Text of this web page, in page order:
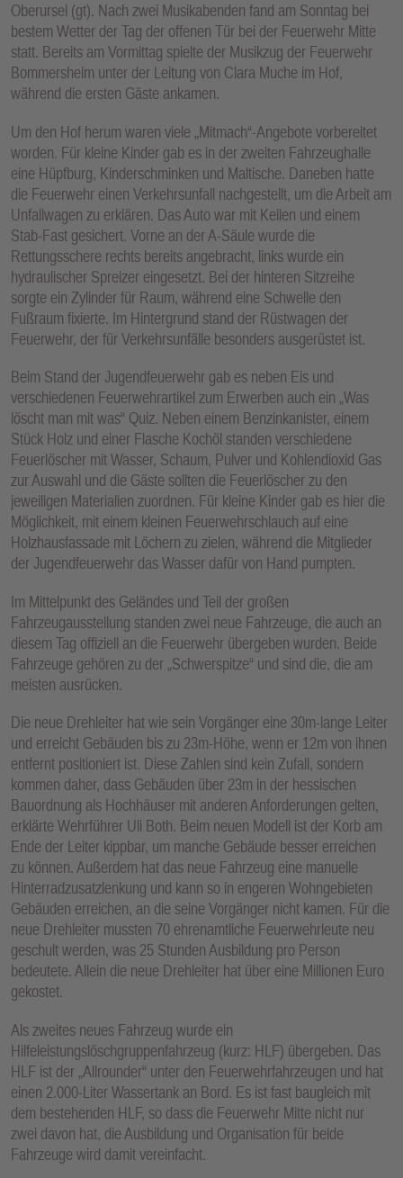
Oberursel (gt). Nach zwei Musikabenden fand am Sonntag bei
bestem Wetter der Tag der offenen Tür bei der Feuerwehr Mitte
statt. Bereits am Vormittag spielte der Musikzug der Feuerwehr
Bommersheim unter der Leitung von Clara Muche im Hof,
während die ersten Gäste ankamen.
Um den Hof herum waren viele „Mitmach“-Angebote vorbereitet
worden. Für kleine Kinder gab es in der zweiten Fahrzeughalle
eine Hüpfburg, Kinderschminken und Maltische. Daneben hatte
die Feuerwehr einen Verkehrsunfall nachgestellt, um die Arbeit am
Unfallwagen zu erklären. Das Auto war mit Keilen und einem
Stab-Fast gesichert. Vorne an der A-Säule wurde die
Rettungsschere rechts bereits angebracht, links wurde ein
hydraulischer Spreizer eingesetzt. Bei der hinteren Sitzreihe
sorgte ein Zylinder für Raum, während eine Schwelle den
Fußraum fixierte. Im Hintergrund stand der Rüstwagen der
Feuerwehr, der für Verkehrsunfälle besonders ausgerüstet ist.
Beim Stand der Jugendfeuerwehr gab es neben Eis und
verschiedenen Feuerwehrartikel zum Erwerben auch ein „Was
löscht man mit was“ Quiz. Neben einem Benzinkanister, einem
Stück Holz und einer Flasche Kochöl standen verschiedene
Feuerlöscher mit Wasser, Schaum, Pulver und Kohlendioxid Gas
zur Auswahl und die Gäste sollten die Feuerlöscher zu den
jeweiligen Materialien zuordnen. Für kleine Kinder gab es hier die
Möglichkeit, mit einem kleinen Feuerwehrschlauch auf eine
Holzhausfassade mit Löchern zu zielen, während die Mitglieder
der Jugendfeuerwehr das Wasser dafür von Hand pumpten.
Im Mittelpunkt des Geländes und Teil der großen
Fahrzeugausstellung standen zwei neue Fahrzeuge, die auch an
diesem Tag offiziell an die Feuerwehr übergeben wurden. Beide
Fahrzeuge gehören zu der „Schwerspitze“ und sind die, die am
meisten ausrücken.
Die neue Drehleiter hat wie sein Vorgänger eine 30m-lange Leiter
und erreicht Gebäuden bis zu 23m-Höhe, wenn er 12m von ihnen
entfernt positioniert ist. Diese Zahlen sind kein Zufall, sondern
kommen daher, dass Gebäuden über 23m in der hessischen
Bauordnung als Hochhäuser mit anderen Anforderungen gelten,
erklärte Wehrführer Uli Both. Beim neuen Modell ist der Korb am
Ende der Leiter kippbar, um manche Gebäude besser erreichen
zu können. Außerdem hat das neue Fahrzeug eine manuelle
Hinterradzusatzlenkung und kann so in engeren Wohngebieten
Gebäuden erreichen, an die seine Vorgänger nicht kamen. Für die
neue Drehleiter mussten 70 ehrenamtliche Feuerwehrleute neu
geschult werden, was 25 Stunden Ausbildung pro Person
bedeutete. Allein die neue Drehleiter hat über eine Millionen Euro
gekostet.
Als zweites neues Fahrzeug wurde ein
Hilfeleistungslöschgruppenfahrzeug (kurz: HLF) übergeben. Das
HLF ist der „Allrounder“ unter den Feuerwehrfahrzeugen und hat
einen 2.000-Liter Wassertank an Bord. Es ist fast baugleich mit
dem bestehenden HLF, so dass die Feuerwehr Mitte nicht nur
zwei davon hat, die Ausbildung und Organisation für beide
Fahrzeuge wird damit vereinfacht.